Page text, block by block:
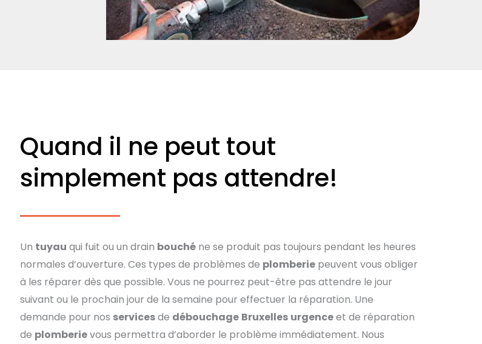
Quand il ne peut tout
simplement pas attendre!
Un tuyau qui fuit ou un drain bouchéne se produit pas toujours pendant les heures
normales d’ouverture. Ces types de problèmes de plomberiepeuvent vous obliger
à les réparer dès que possible. Vous ne pourrez peut-être pas attendre le jour
suivant ou le prochain jour de la semaine pour effectuer la réparation. Une
demande pour nos servicesde débouchage Bruxelles urgenceet de réparation
de plomberievous permettra d’aborder le problème immédiatement. Nous